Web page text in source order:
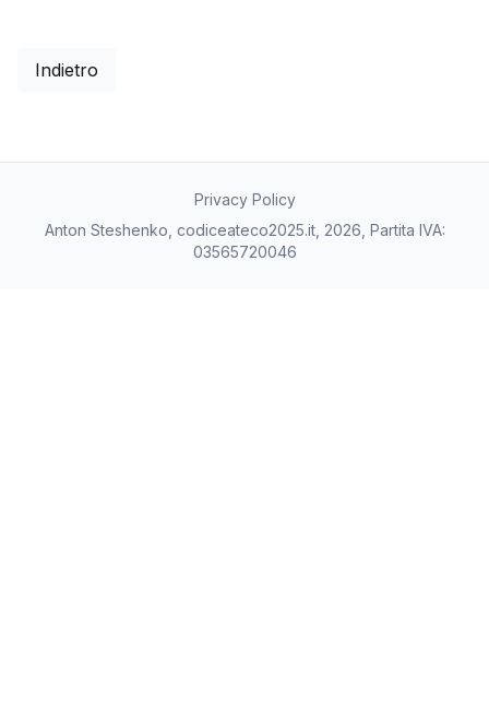
Indietro
Privacy Policy
Anton Steshenko, codiceateco2025.it, 2026, Partita IVA:
03565720046